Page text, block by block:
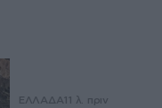
ΕΛΛΑΔΑ 11 λ. πριν